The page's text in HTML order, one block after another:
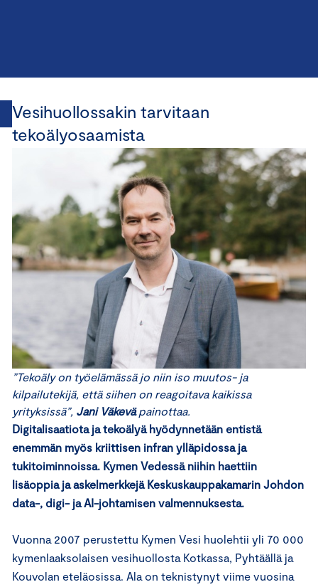
Vesihuollossakin tarvitaan
tekoälyosaamista
”Tekoäly on työelämässä jo niin iso muutos- ja
kilpailutekijä, että siihen on reagoitava kaikissa
yrityksissä”, Jani Väkeväpainottaa.
Digitalisaatiota ja tekoälyä hyödynnetään entistä
enemmän myös kriittisen infran ylläpidossa ja
tukitoiminnoissa. Kymen Vedessä niihin haettiin
lisäoppia ja askelmerkkejä Keskuskauppakamarin Johdon
data-, digi- ja AI-johtamisen valmennuksesta.
Vuonna 2007 perustettu Kymen Vesi huolehtii yli 70 000
kymenlaaksolaisen vesihuollosta Kotkassa, Pyhtäällä ja
Kouvolan eteläosissa. Ala on teknistynyt viime vuosina